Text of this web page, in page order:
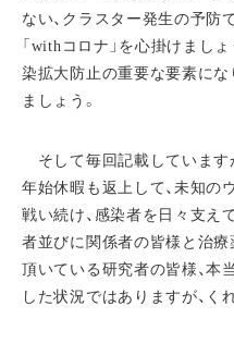
ない、クラスター発生の予防
「withコロナ」を心掛けまし
染拡大防止の重要な要素にな
ましょう。
そして毎回記載しています
年始休暇も返上して、未知の
戦い続け、感染者を日々支え
者並びに関係者の皆様と治
頂いている研究者の皆様、本
した状況ではありますが、く